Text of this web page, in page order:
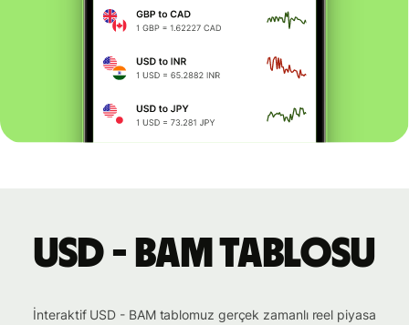
USD - BAM tablosu
İnteraktif USD - BAM tablomuz gerçek zamanlı reel piyasa